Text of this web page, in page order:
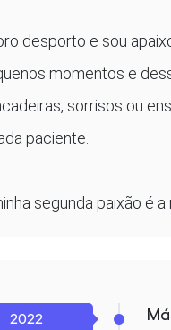
desporto e sou
momentos e
sorrisos ou
paciente.
segunda paixão é
2022